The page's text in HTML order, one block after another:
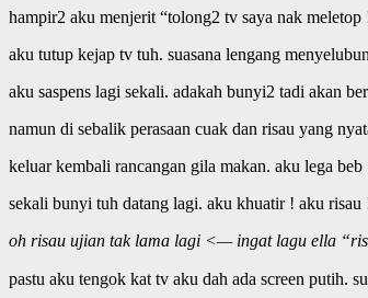
hampir2 aku menjerit “tolong2 tv saya nak
aku tutup kejap tv tuh. suasana lengang
aku saspens lagi sekali. adakah bunyi2 tadi akan
namun di sebalik perasaan cuak dan risau yang
keluar kembali rancangan gila makan. aku lega beb
sekali bunyi tuh datang lagi. aku khuatir ! aku risau
oh risau ujian tak lama lagi <— ingat lagu ella
pastu aku tengok kat tv aku dah ada screen putih.